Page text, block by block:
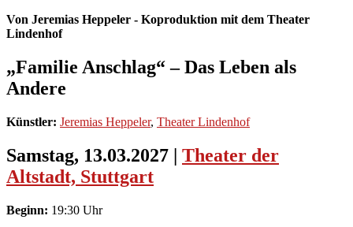
Von Jeremias Heppeler - Koproduktion mit dem Theater
Lindenhof
„Familie Anschlag“ – Das Leben als
Andere
Künstler: Jeremias Heppeler, Theater Lindenhof
Samstag, 13.03.2027 | Theater der
Altstadt, Stuttgart
Beginn: 19:30 Uhr